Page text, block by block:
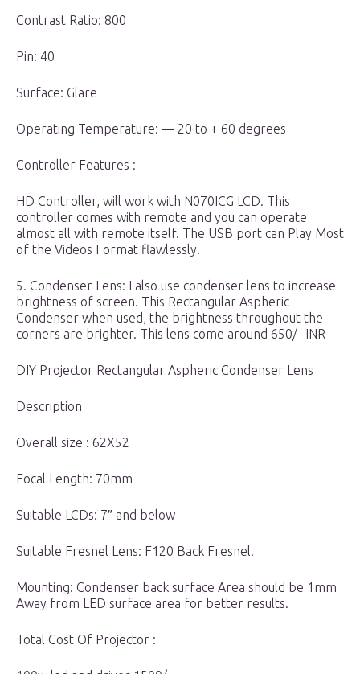
Contrast Ratio: 800
Pin: 40
Surface: Glare
Operating Temperature: — 20 to + 60 degrees
Controller Features :
HD Controller, will work with N070ICG LCD. This
controller comes with remote and you can operate
almost all with remote itself. The USB port can Play Most
of the Videos Format flawlessly.
5. Condenser Lens: I also use condenser lens to increase
brightness of screen. This Rectangular Aspheric
Condenser when used, the brightness throughout the
corners are brighter. This lens come around 650/- INR
DIY Projector Rectangular Aspheric Condenser Lens
Description
Overall size : 62X52
Focal Length: 70mm
Suitable LCDs: 7″ and below
Suitable Fresnel Lens: F120 Back Fresnel.
Mounting: Condenser back surface Area should be 1mm
Away from LED surface area for better results.
Total Cost Of Projector :